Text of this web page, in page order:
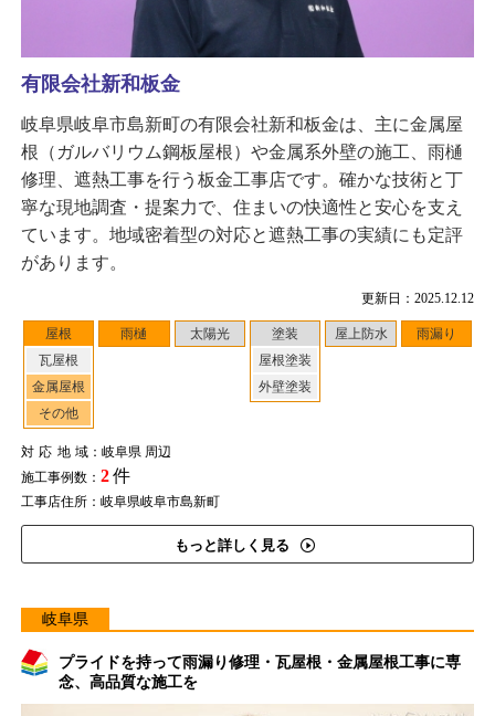
更新日：2025.12.12
屋根
瓦屋根
金属屋根
その他
雨樋 太陽光
塗装
屋根塗装
外壁塗装
屋上防水 雨漏り
対応地域：岐阜県 周辺
施工事例数： 2件
工事店住所：岐阜県岐阜市島新町
もっと詳しく見る
有限会社新和板金
岐阜県岐阜市島新町の有限会社新和板金は、主に金属屋
根（ガルバリウム鋼板屋根）や金属系外壁の施工、雨樋
修理、遮熱工事を行う板金工事店です。確かな技術と丁
寧な現地調査・提案力で、住まいの快適性と安心を支え
ています。地域密着型の対応と遮熱工事の実績にも定評
があります。
岐阜県
プライドを持って雨漏り修理・瓦屋根・金属屋根工事に専
念、高品質な施工を